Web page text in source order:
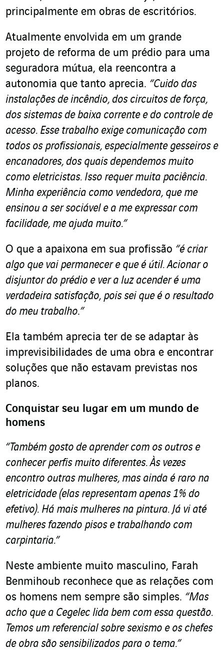
principalmente em obras de escritórios.
Atualmente envolvida em um grande
projeto de reforma de um prédio para uma
seguradora mútua, ela reencontra a
autonomia que tanto aprecia. “Cuido das
instalações de incêndio, dos circuitos de força,
dos sistemas de baixa corrente e do controle de
acesso. Esse trabalho exige comunicação com
todos os profissionais, especialmente gesseiros e
encanadores, dos quais dependemos muito
como eletricistas. Isso requer muita paciência.
Minha experiência como vendedora, que me
ensinou a ser sociável e a me expressar com
facilidade, me ajuda muito.”
O que a apaixona em sua profissão “é criar
algo que vai permanecer e que é útil. Acionar o
disjuntor do prédio e ver a luz acender é uma
verdadeira satisfação, pois sei que é o resultado
do meu trabalho.”
Ela também aprecia ter de se adaptar às
imprevisibilidades de uma obra e encontrar
soluções que não estavam previstas nos
planos.
Conquistar seu lugar em um mundo de
homens
“Também gosto de aprender com os outros e
conhecer perfis muito diferentes. Às vezes
encontro outras mulheres, mas ainda é raro na
eletricidade (elas representam apenas 1% do
efetivo). Há mais mulheres na pintura. Já vi até
mulheres fazendo pisos e trabalhando com
carpintaria.”
Neste ambiente muito masculino, Farah
Benmihoub reconhece que as relações com
os homens nem sempre são simples. “Mas
acho que a Cegelec lida bem com essa questão.
Temos um referencial sobre sexismo e os chefes
de obra são sensibilizados para o tema.”